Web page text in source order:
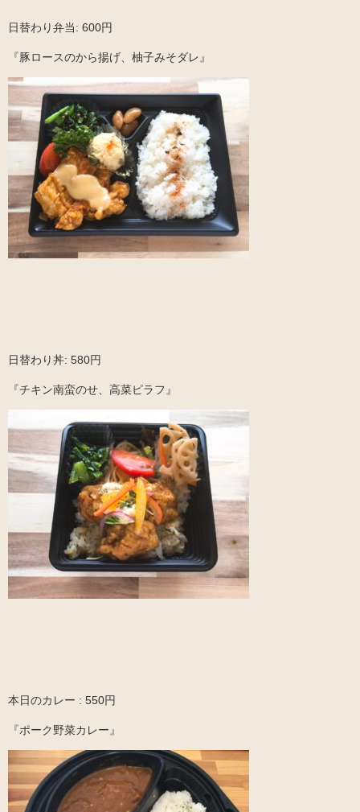
日替わり弁当: 600円
『豚ロースのから揚げ、柚子みそダレ』
日替わり丼: 580円
『チキン南蛮のせ、高菜ピラフ』
本日のカレー : 550円
『ポーク野菜カレー』